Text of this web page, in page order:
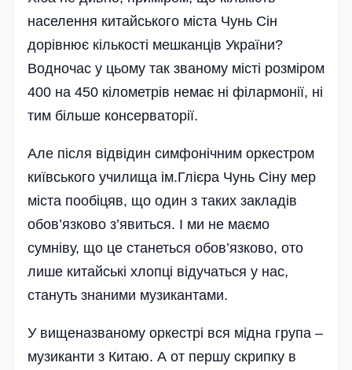
населення китайського міста Чунь Сін
дорівнює кількості мешканців України?
Водночас у цьому так званому місті розміром
400 на 450 кілометрів немає ні філармонії, ні
тим більше консерваторії.
Але після відвідин симфонічним оркестром
київського училища ім.Глієра Чунь Сіну мер
міста пообіцяв, що один з таких закладів
обов’язково з’явиться. І ми не маємо
сумніву, що це станеться обов’язково, ото
лише китайські хлопці відучаться у нас,
стануть знаними музикантами.
У вищеназваному оркестрі вся мідна група –
музиканти з Китаю. А от першу скрипку в